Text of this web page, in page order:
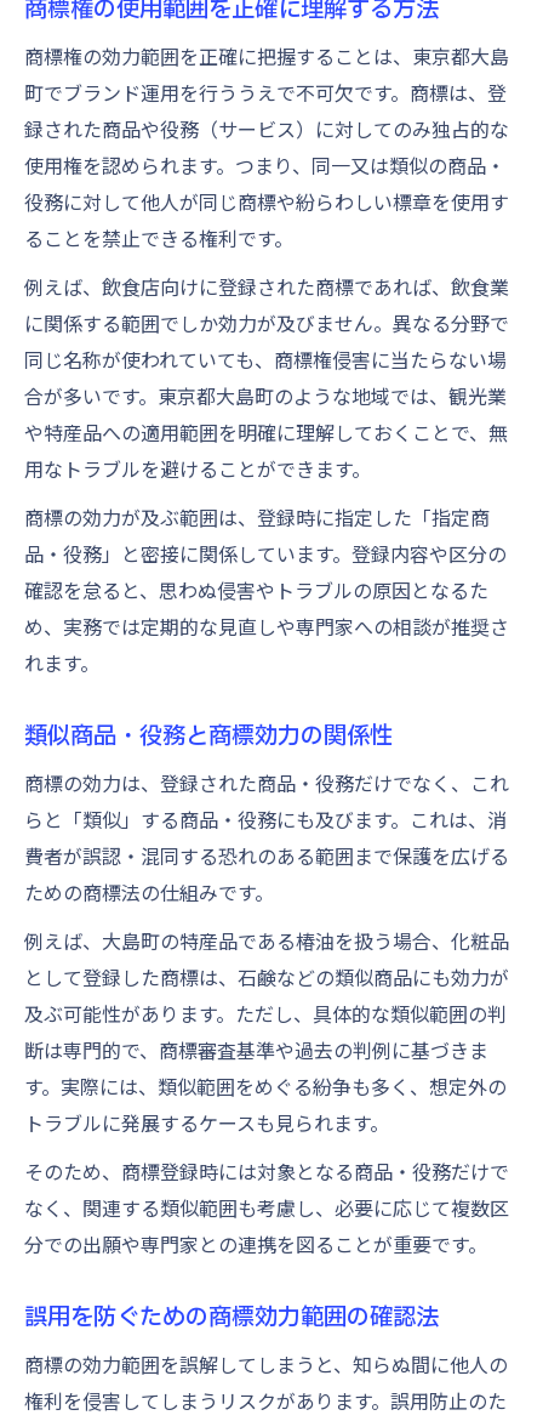
商標権の使用範囲を正確に理解する方法
商標権の効力範囲を正確に把握することは、東京都大島
町でブランド運用を行ううえで不可欠です。商標は、登
録された商品や役務（サービス）に対してのみ独占的な
使用権を認められます。つまり、同一又は類似の商品・
役務に対して他人が同じ商標や紛らわしい標章を使用す
ることを禁止できる権利です。
例えば、飲食店向けに登録された商標であれば、飲食業
に関係する範囲でしか効力が及びません。異なる分野で
同じ名称が使われていても、商標権侵害に当たらない場
合が多いです。東京都大島町のような地域では、観光業
や特産品への適用範囲を明確に理解しておくことで、無
用なトラブルを避けることができます。
商標の効力が及ぶ範囲は、登録時に指定した「指定商
品・役務」と密接に関係しています。登録内容や区分の
確認を怠ると、思わぬ侵害やトラブルの原因となるた
め、実務では定期的な見直しや専門家への相談が推奨さ
れます。
類似商品・役務と商標効力の関係性
商標の効力は、登録された商品・役務だけでなく、これ
らと「類似」する商品・役務にも及びます。これは、消
費者が誤認・混同する恐れのある範囲まで保護を広げる
ための商標法の仕組みです。
例えば、大島町の特産品である椿油を扱う場合、化粧品
として登録した商標は、石鹸などの類似商品にも効力が
及ぶ可能性があります。ただし、具体的な類似範囲の判
断は専門的で、商標審査基準や過去の判例に基づきま
す。実際には、類似範囲をめぐる紛争も多く、想定外の
トラブルに発展するケースも見られます。
そのため、商標登録時には対象となる商品・役務だけで
なく、関連する類似範囲も考慮し、必要に応じて複数区
分での出願や専門家との連携を図ることが重要です。
誤用を防ぐための商標効力範囲の確認法
商標の効力範囲を誤解してしまうと、知らぬ間に他人の
権利を侵害してしまうリスクがあります。誤用防止のた